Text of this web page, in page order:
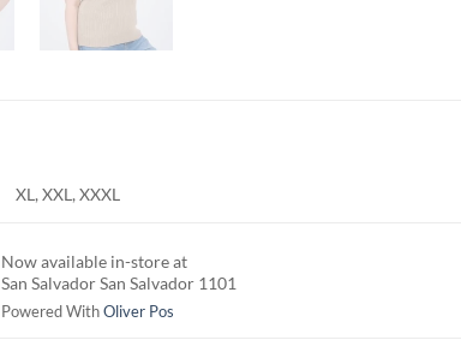
XL, XXL, XXXL
Now available in-store at
San Salvador San Salvador 1101
Powered WithOliver Pos